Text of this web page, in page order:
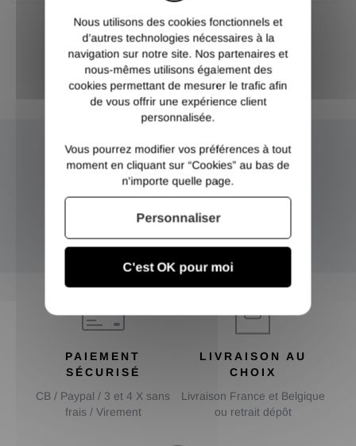
NEWSLETTER
Inscrivez-vous et recevez nos bons plans
OK
PAIEMENT
SÉCURISÉ
CB / Paypal / 3 et 4 X sans
frais / Virement
LIVRAISON AU
CHOIX
Livraison France et Belgique
ou retrait dépôt
Nous utilisons des cookies fonctionnels et
d’autres technologies nécessaires à la
navigation sur notre site. Nos partenaires et
nous-mêmes utilisons également des
cookies permettant de mesurer le trafic afin
de vous offrir une expérience client
personnalisée.
Vous pourrez modifier vos préférences à tout
moment en cliquant sur “Cookies” au bas de
n'importe quelle page.
C'est OK pour moi
Personnaliser